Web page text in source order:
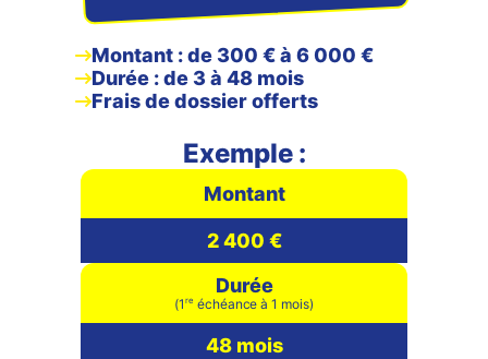
Montant : de 300 € à 6 000 €
Durée : de 3 à 48 mois
Frais de dossier offerts
Exemple :
Montant
2 400 €
Durée
(1 re échéance à 1 mois)
48 mois